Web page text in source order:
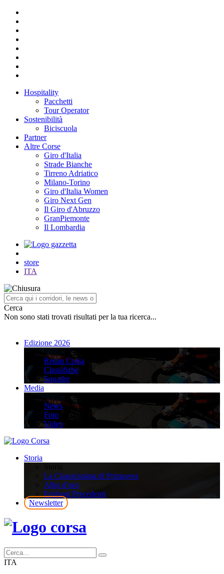
Hospitality
Pacchetti
Tour Operator
Sostenibilità
Biciscuola
Partner
Altre Corse
Giro d'Italia
Strade Bianche
Tirreno Adriatico
Milano-Torino
Giro d'Italia Women
Giro Next Gen
Il Giro d'Abruzzo
GranPiemonte
Il Lombardia
store
ITA
Cerca
Non sono stati trovati risultati per la tua ricerca...
Edizione 2026
Edizione 2026
Recap Corsa
Classifiche
Squadre
Media
Media
News
Foto
Video
Storia
La Classicissima di Primavera
Albo d’oro
Edizioni Precedenti
Newsletter
ITA